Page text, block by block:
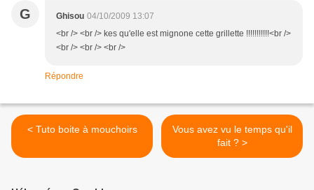
G Ghisou 04/10/2009 13:07
<br /> <br /> kes qu'elle est mignone cette grillette !!!!!!!!!!!<br />
<br /> <br /> <br />
Répondre
< Tuto boite à mouchoirs
Vous avez vu le temps qu'il
fait ? >